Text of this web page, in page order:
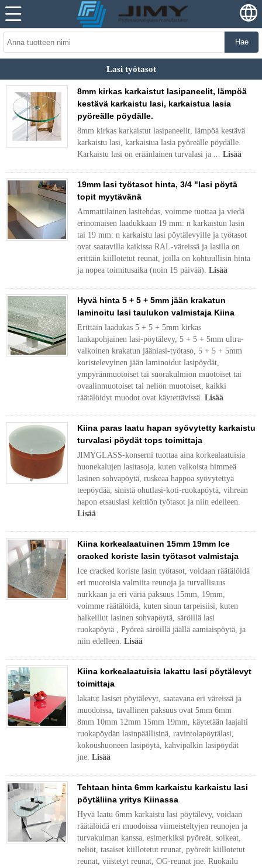
Hae
Lasi työtasot
8mm kirkas karkaistut lasipaneelit, lämpöä
kestävä karkaistu lasi, karkaistua lasia
pyöreälle pöydälle.
8mm kirkas karkaistut lasipaneelit, lämpöä kestävä
karkaistu lasi, karkaistua lasia pyöreälle pöydälle.
Karkaistu lasi on eräänlainen turvalasi ja ... Lisää
19mm lasi työtasot hinta, 3/4 "lasi pöytä
topit myytävänä
Ammattilainen lasitehdas, voimme tuottaa ja viedä
erinomaisen laadukkaan 19 mm: n karkaistun lasin
tai 19 mm: n karkaistu lasi pöytälevyille ja työtasot
ovat saatavilla kaikissa RAL-väreissä ja lasilla on
erittäin kiillotetut reunat, joilla on kohtuullisin hinta
ja nopea toimitusaika (noin 15 päivää). Lisää
Hyvä hinta 5 + 5 + 5mm jään krakatun
laminoitu lasi taulukon valmistaja Kiina
Erittäin laadukas 5 + 5 + 5mm kirkas
lankapohjainen lasi-pöytälevy, 5 + 5 + 5mm ultra-
valkoinen krakatun jäänlasi-työtaso, 5 + 5 + 5mm
koristelevyinen jään laminoidut lasipöydät,
ympyränmuotoiset tai suorakulmion muotoiset tai
ovaalinmuotoiset tai neliön muotoiset, kaikki
räätälöidyt muodot ovat käytettävissä. Lisää
Kiina paras laatu hapan syövytetty karkaistu
turvalasi pöydät tops toimittaja
JIMYGLASS-konserni tuottaa aina korkealaatuisia
huonekalujen lasitasoja, kuten valkoista himmeä
lasinen sohvapöytä, ruskeaa happoa syövytettyä
teepöydää, sinistä ohutlasi-koti-ruokapöytä, vihreän
hapon etsauslasi keittiön työtasot ja niin edelleen.
Lisää
Kiina korkealaatuinen 15mm 19mm Ice
cracked koriste lasin työtasot valmistaja
Ice cracked koriste lasin työtasot, voidaan räätälöidä
eri muotoisia valmiita reunoja ja turvallisuus
nurkkaan ja eri väriä paksuus 15mm, 19mm,
voimme räätälöidä, kuten sinun tarpeisiisi, kuten
halkeillut lasinen sohvapöytä, säröillä lasi
ruokapöytä , Pyöreä säröillä jäällä aamiaispöytä, ja
niin edelleen. Lisää
Kiina korkealaatuisia lakattu lasi pöytälevyt
toimittaja
lakatut lasiset pöytälevyt, saatavana eri väreissä ja
muodoissa, tavallinen paksuus ovat 5mm 6mm
8mm 10mm 12mm 15mm 19mm, käytetään laajalti
ruokapöydän lasinpäällisinä, ravintolapöytälasi,
kokoushuoneen lasipöytä, kahvipalkin lasipöydät
jne. Lisää
Tehtaan hinta 6mm karkaistu karkaistu lasi
pöytäliina yritys Kiinassa
Hyvä laatu 6mm karkaistu lasi pöytälevy, voidaan
räätälöidä eri muodoissa viimeisteltyjen reunojen ja
turvakulman kanssa, esimerkiksi pyöreät, soikeat,
neliöt, tasaiset kiillotetut reunat, pyöreät kiillotetut
reunat, viistetyt reunat, OG-reunat jne. Ruokailu